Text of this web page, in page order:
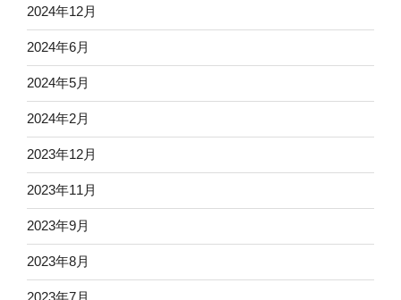
2024年12月
2024年6月
2024年5月
2024年2月
2023年12月
2023年11月
2023年9月
2023年8月